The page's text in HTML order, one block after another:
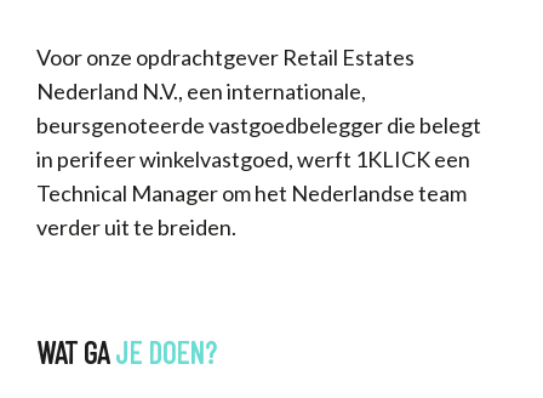
Voor onze opdrachtgever Retail Estates
Nederland N.V., een internationale,
beursgenoteerde vastgoedbelegger die belegt
in perifeer winkelvastgoed, werft 1KLICK een
Technical Manager om het Nederlandse team
verder uit te breiden.
WAT GAJE DOEN?